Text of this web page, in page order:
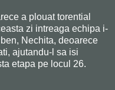
a plouat torential
zi intreaga echipa i-
Nechita, deoarece
ajutandu-l sa isi
etapa pe locul 26.